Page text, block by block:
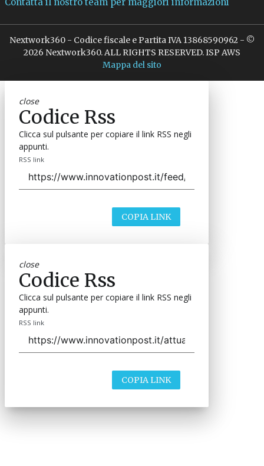
Nextwork360 - Codice fiscale e Partita IVA 13868590962 - ©
2026 Nextwork360. ALL RIGHTS RESERVED. ISP AWS
Mappa del sito
close
Codice Rss
Clicca sul pulsante per copiare il link RSS negli
appunti.
RSS link
COPIA LINK
close
Codice Rss
Clicca sul pulsante per copiare il link RSS negli
appunti.
RSS link
COPIA LINK